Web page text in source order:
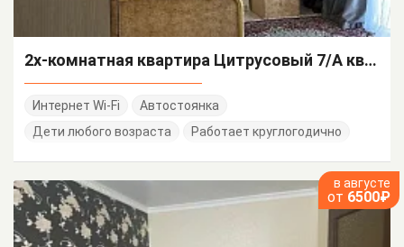
2х-комнатная квартира Цитрусовый 7/А кв 65
Интернет Wi-Fi
Автостоянка
Дети любого возраста
Работает круглогодично
в августе
от 6500₽